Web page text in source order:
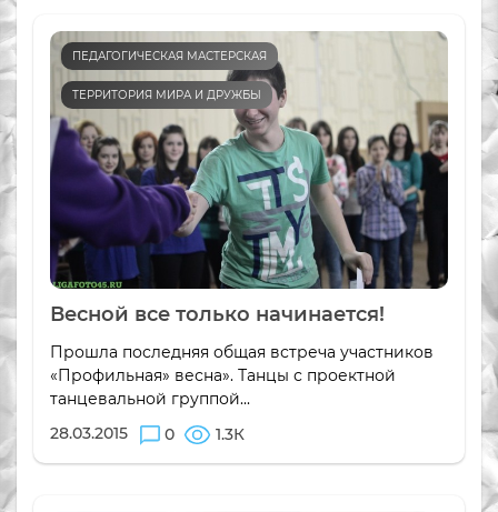
ПЕДАГОГИЧЕСКАЯ МАСТЕРСКАЯ
ТЕРРИТОРИЯ МИРА И ДРУЖБЫ
Весной все только начинается!
Прошла последняя общая встреча участников
«Профильная» весна». Танцы с проектной
танцевальной группой...
28.03.2015
0 1.3К